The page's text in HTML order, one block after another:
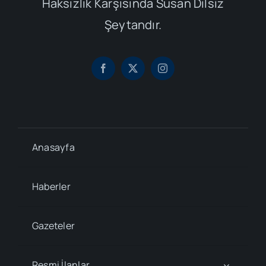
Haksızlık Karşısında Susan Dilsiz
Şeytandır.
Anasayfa
Haberler
Gazeteler